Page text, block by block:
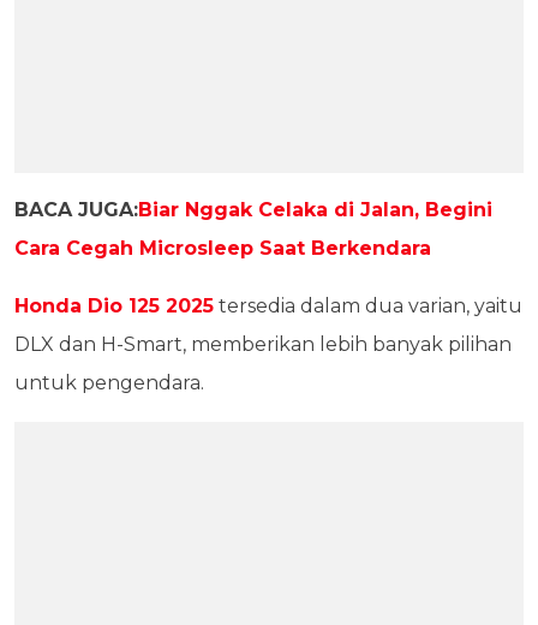
BACA JUGA:Biar Nggak Celaka di Jalan, Begini
Cara Cegah Microsleep Saat Berkendara
Honda Dio 125 2025 tersedia dalam dua varian, yaitu
DLX dan H-Smart, memberikan lebih banyak pilihan
untuk pengendara.